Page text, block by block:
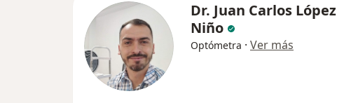
Dr. Juan Carlos López
Niño
Optómetra · Ver más